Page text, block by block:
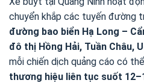
chuyển khắp các tuyến đường
đường bao biển Hạ Long –
đô thị Hồng Hải, Tuần Châu,
mỗi chiến dịch quảng cáo có thể
thương hiệu liên tục suốt